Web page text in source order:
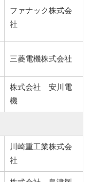
ファナック株式会
社
三菱電機株式会社
株式会社 安川電
機
川崎重工業株式会
社